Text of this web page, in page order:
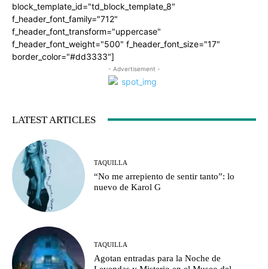
block_template_id="td_block_template_8"
f_header_font_family="712"
f_header_font_transform="uppercase"
f_header_font_weight="500" f_header_font_size="17"
border_color="#dd3333"]
- Advertisement -
LATEST ARTICLES
TAQUILLA
“No me arrepiento de sentir tanto”: lo
nuevo de Karol G
TAQUILLA
Agotan entradas para la Noche de